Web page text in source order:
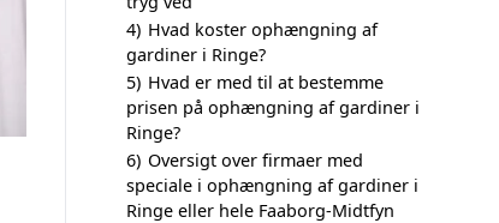
4) Hvad koster ophængning af
gardiner i Ringe?
5) Hvad er med til at bestemme
prisen på ophængning af gardiner i
Ringe?
6) Oversigt over firmaer med
speciale i ophængning af gardiner i
Ringe eller hele Faaborg-Midtfyn